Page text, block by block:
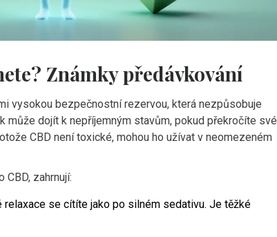
Známky předávkování
vysokou bezpečnostní rezervou, která nezpůsobuje
může dojít k nepříjemným stavům, pokud překročíte své
CBD není toxické, mohou ho užívat v neomezeném
zahrnují:
relaxace se cítíte jako po silném sedativu. Je těžké